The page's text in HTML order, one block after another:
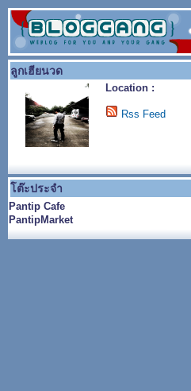
ลูกเฮียนวด
Location :
Rss Feed
โต๊ะประจำ
Pantip Cafe
PantipMarket